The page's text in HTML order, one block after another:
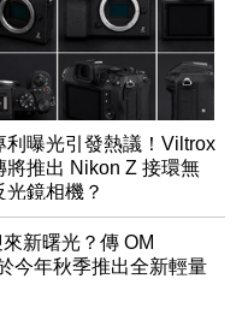
利曝光引發熱議！Viltrox
將推出 Nikon Z 接環無
光鏡相機？
新曙光？傳 OM
今年秋季推出全新輕量